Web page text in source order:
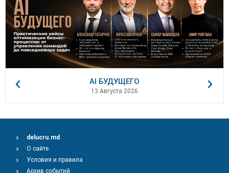
AI БУДУЩЕГО
13 Августа 2026
delucru.md
О сайте
Условия и правила
Архив событий